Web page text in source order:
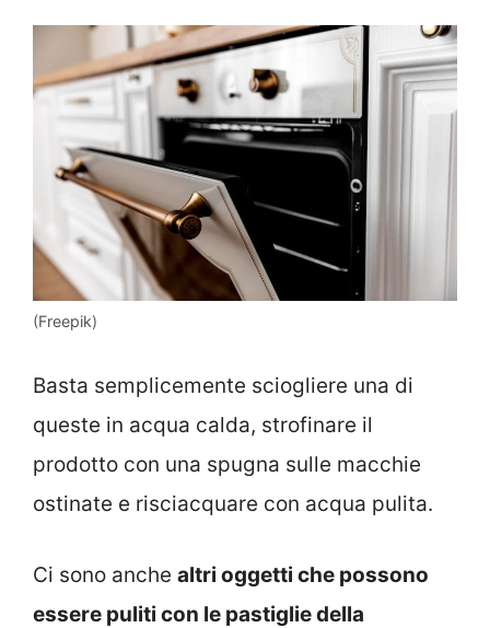
(Freepik)
Basta semplicemente sciogliere una di
queste in acqua calda, strofinare il
prodotto con una spugna sulle macchie
ostinate e risciacquare con acqua pulita.
Ci sono anche altri oggetti che possono
essere puliti con le pastiglie della